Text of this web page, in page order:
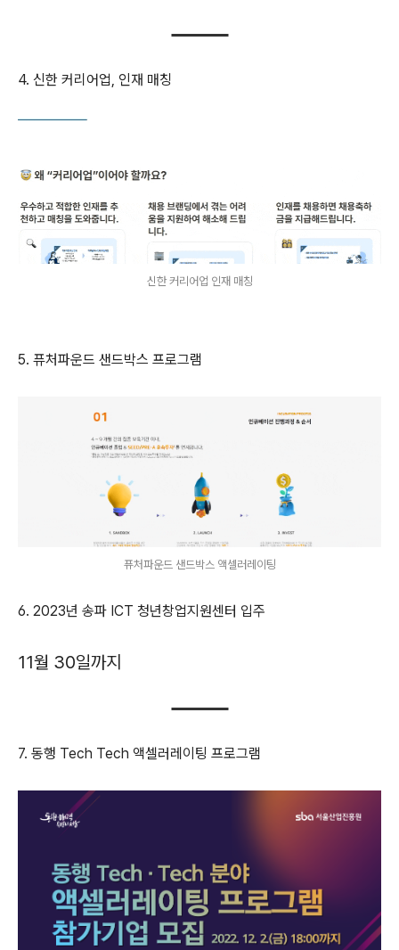
4. 신한 커리어업, 인재 매칭
신한 커리어업 인재 매칭
5. 퓨처파운드 샌드박스 프로그램
퓨처파운드 샌드박스 액셀러레이팅
6. 2023년 송파 ICT 청년창업지원센터 입주
11월 30일까지
7. 동행 Tech Tech 액셀러레이팅 프로그램